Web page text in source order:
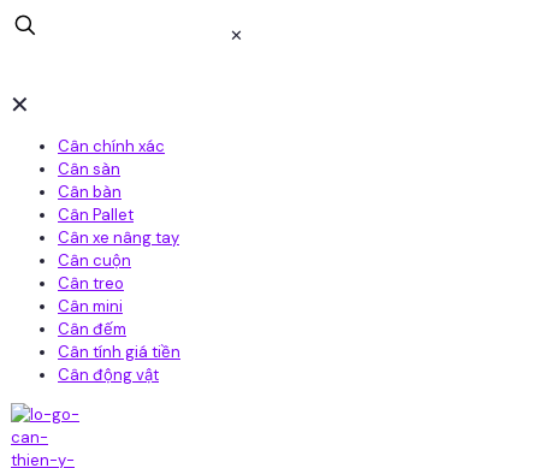
✕
✕
Cân chính xác
Cân sàn
Cân bàn
Cân Pallet
Cân xe nâng tay
Cân cuộn
Cân treo
Cân mini
Cân đếm
Cân tính giá tiền
Cân động vật